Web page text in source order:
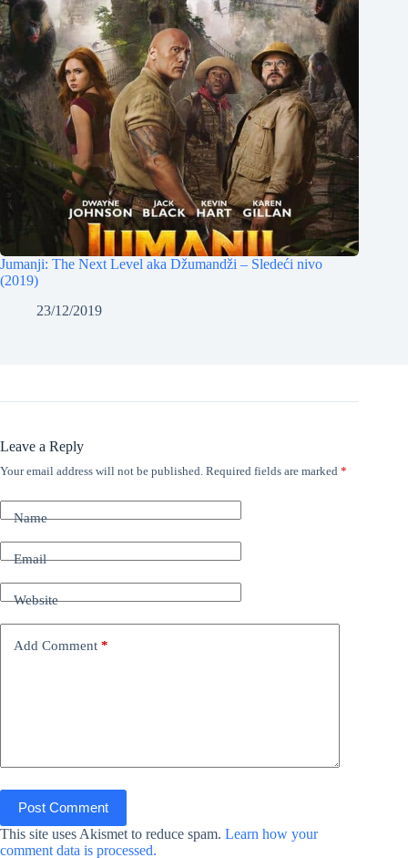
Jumanji: The Next Level aka Džumandži – Sledeći nivo
(2019)
23/12/2019
Leave a Reply
Your email address will not be published. Required fields are marked *
Name
Email
Website
Add Comment *
Post Comment
This site uses Akismet to reduce spam. Learn how your
comment data is processed.